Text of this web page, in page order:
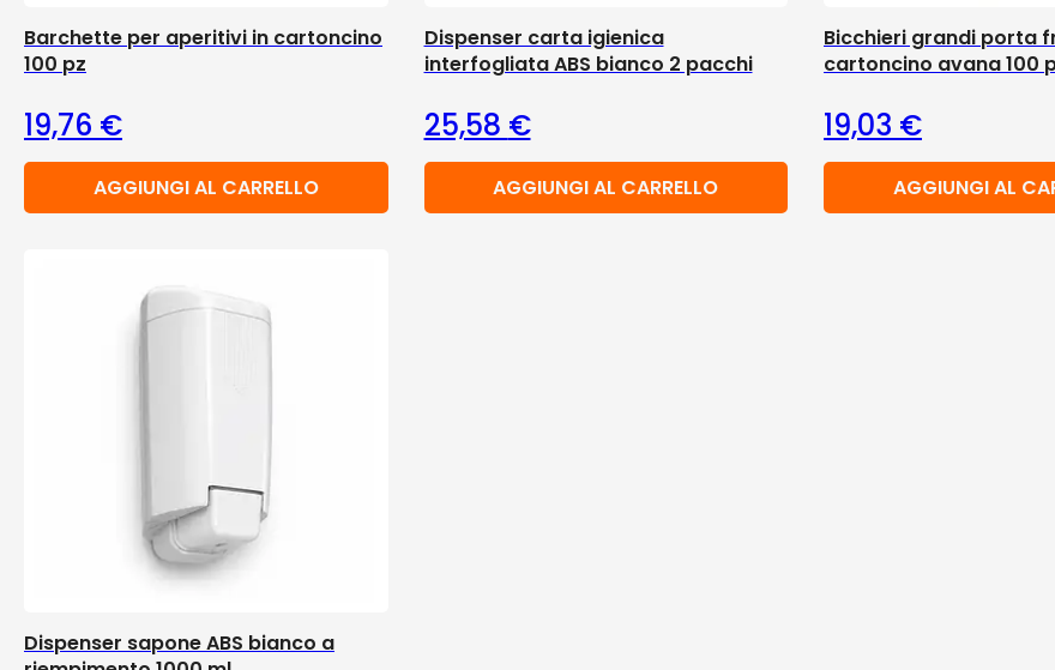
Barchette per aperitivi in cartoncino
100 pz
19,76 €
AGGIUNGI AL CARRELLO
Dispenser carta igienica
interfogliata ABS bianco 2 pacchi
25,58 €
AGGIUNGI AL CARRELLO
Bicchieri grandi porta
cartoncino avana 100
19,03 €
AGGIUNGI AL
Dispenser sapone ABS bianco a